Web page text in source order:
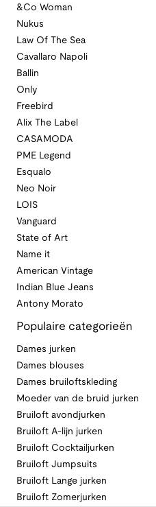
&Co Woman
Nukus
Law Of The Sea
Cavallaro Napoli
Ballin
Only
Freebird
Alix The Label
CASAMODA
PME Legend
Esqualo
Neo Noir
LOIS
Vanguard
State of Art
Name it
American Vintage
Indian Blue Jeans
Antony Morato
Populaire categorieën
Dames jurken
Dames blouses
Dames bruiloftskleding
Moeder van de bruid jurken
Bruiloft avondjurken
Bruiloft A-lijn jurken
Bruiloft Cocktailjurken
Bruiloft Jumpsuits
Bruiloft Lange jurken
Bruiloft Zomerjurken